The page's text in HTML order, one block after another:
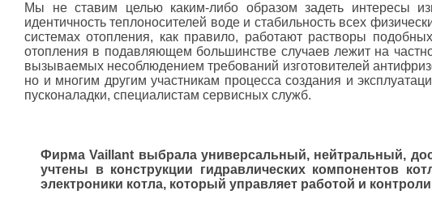
Мы не ставим целью каким-либо образом задеть интересы
идентичность теплоносителей воде и стабильность всех
системах отопления, как правило, работают растворы
отопления в подавляющем большинстве случаев лежит на
вызываемых несоблюдением требований изготовителей
но и многим другим участникам процесса создания и
пусконаладки, специалистам сервисных служб.
Фирма Vaillant выбрала универсальный, нейтральный,
учтены в конструкции гидравлических компонентов
электроники котла, который управляет работой и